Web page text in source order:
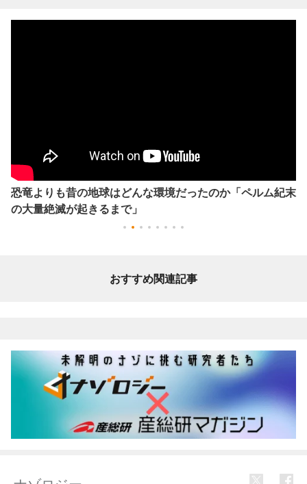
恐竜よりも昔の地球はどんな環境だったのか「ペルム紀末
の大量絶滅が起きるまで」
おすすめ関連記事